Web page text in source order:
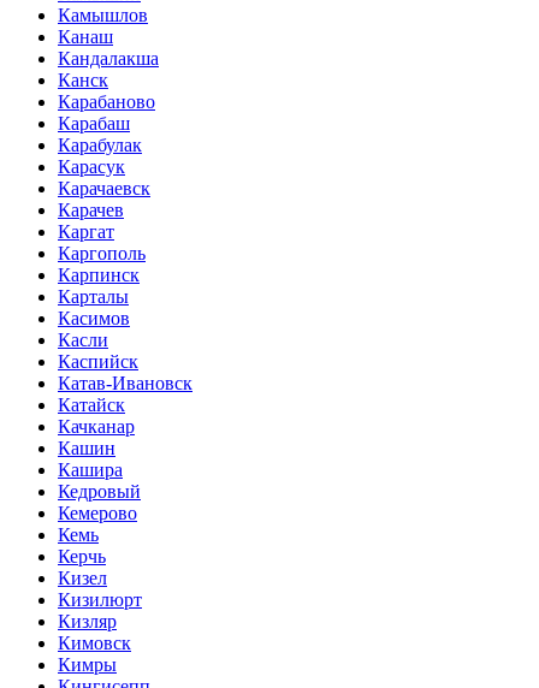
Камышлов
Канаш
Кандалакша
Канск
Карабаново
Карабаш
Карабулак
Карасук
Карачаевск
Карачев
Каргат
Каргополь
Карпинск
Карталы
Касимов
Касли
Каспийск
Катав-Ивановск
Катайск
Качканар
Кашин
Кашира
Кедровый
Кемерово
Кемь
Керчь
Кизел
Кизилюрт
Кизляр
Кимовск
Кимры